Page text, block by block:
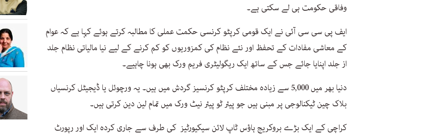
وفاقی حکومت ہی لے سکتی ہے۔
ایف پی سی سی آئی نے ایک قومی کرپٹو کرنسی حکمت عملی کا مطالبہ کرتے ہوئے کہا ہے کہ عوام
کے معاشی مفادات کے تحفظ اور نئے نظام کی کمزوریوں کو کم کرنے کے لیے نیا مالیاتی نظام جلد
از جلد اپنایا جائے جس کے ساتھ ایک ریگولیٹری فریم ورک بھی ہونا چاہیے۔
دنیا بھر میں 5,000 سے زیادہ مختلف کرپٹو کرنسیز گردش میں ہیں۔ یہ ورچوئل یا ڈیجیٹل کرنسیاں
بلاک چین ٹیکنالوجی پر مبنی ہیں جو پیئر ٹو پیئر نیٹ ورک میں تمام لین دین کرتی ہیں۔
کراچی کے ایک بڑے بروکریج ہاؤس ٹاپ لائن سیکیورٹیز کی طرف سے جاری کردہ ایک اور رپورٹ